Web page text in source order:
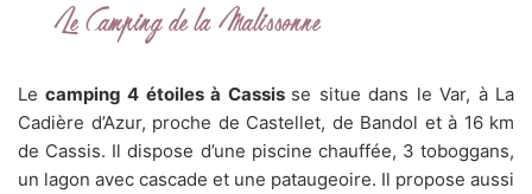
Le Camping de la Malissonne
Le camping 4 étoiles à Cassis se situe dans le Var, à La
Cadière d’Azur, proche de Castellet, de Bandol et à 16 km
de Cassis. Il dispose d’une piscine chauffée, 3 toboggans,
un lagon avec cascade et une pataugeoire. Il propose aussi